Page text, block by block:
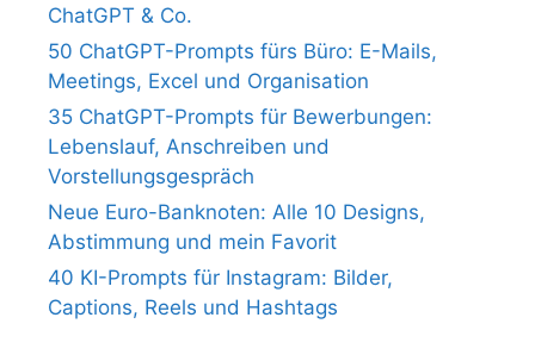
ChatGPT & Co.
50 ChatGPT-Prompts fürs Büro: E-Mails,
Meetings, Excel und Organisation
35 ChatGPT-Prompts für Bewerbungen:
Lebenslauf, Anschreiben und
Vorstellungsgespräch
Neue Euro-Banknoten: Alle 10 Designs,
Abstimmung und mein Favorit
40 KI-Prompts für Instagram: Bilder,
Captions, Reels und Hashtags